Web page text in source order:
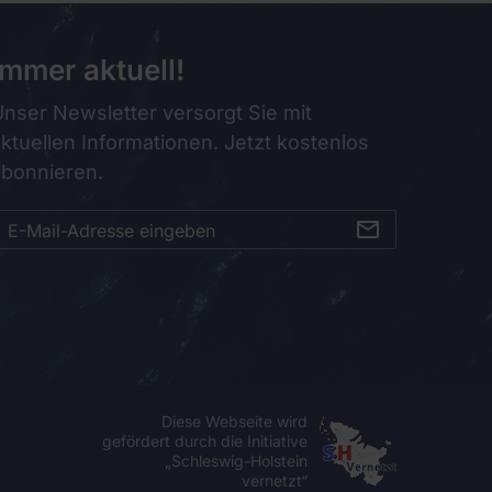
aktuell!
Newsletter versorgt Sie mit
Informationen. Jetzt kostenlos
Diese Webseite wird
gefördert durch die Initiative
„Schleswig-Holstein
vernetzt“